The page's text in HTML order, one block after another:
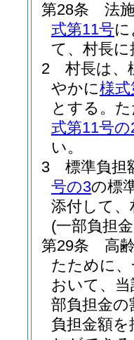
第28条
法
式第11号
て、村長
2
村長は、
やかに様
とする。
式第11号の
い。
3
標準負担
号の3の標
添付して
(一部負担
第29条
高
たために
おいて、
部負担金
負担金額